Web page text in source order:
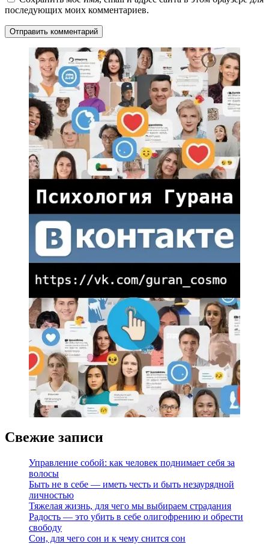
последующих моих комментариев.
Свежие записи
Управление собой: как человек поднимает себя за
волосы
Быть не в себе — иметь честь и быть незаурядной
личностью
Тяжелая жизнь, для чего мы выбираем страдания
Радость — это убить в себе олигофрению и обрести
свободу
Сон, для чего сон и к чему снится сон